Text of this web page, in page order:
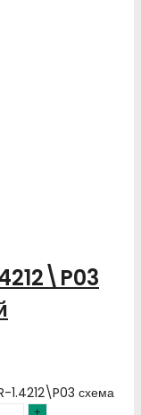
1.4212\P03 схема